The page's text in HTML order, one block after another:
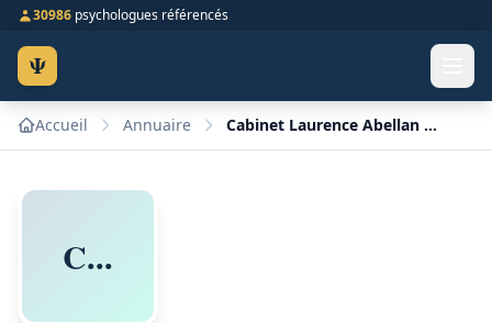
30986 psychologues référencés
Ψ
Accueil Annuaire Cabinet Laurence Abellan Hélène Pellerin — Psychologue à Lisieux
C...